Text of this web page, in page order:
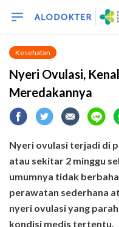
Kesehatan
Nyeri Ovulasi,
Meredakannya
Nyeri ovulasi terjadi di
atau sekitar 2 minggu
umumnya tidak
perawatan sederhana
nyeri ovulasi yang
kondisi medis tertentu.